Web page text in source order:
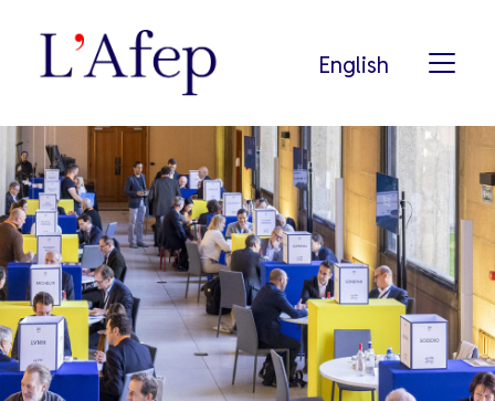
English
L’AFEP
NOTRE HISTOIRE
NOS ADHÉRENTS
PODCAST
NOS ENGAGEMENTS
PRESSE